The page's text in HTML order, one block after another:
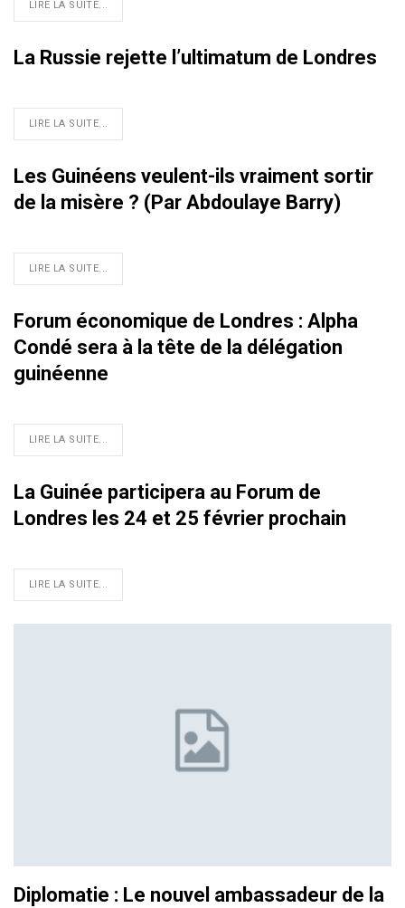
LIRE LA SUITE...
La Russie rejette l’ultimatum de Londres
LIRE LA SUITE...
Les Guinéens veulent-ils vraiment sortir
de la misère ? (Par Abdoulaye Barry)
LIRE LA SUITE...
Forum économique de Londres : Alpha
Condé sera à la tête de la délégation
guinéenne
LIRE LA SUITE...
La Guinée participera au Forum de
Londres les 24 et 25 février prochain
LIRE LA SUITE...
Diplomatie : Le nouvel ambassadeur de la